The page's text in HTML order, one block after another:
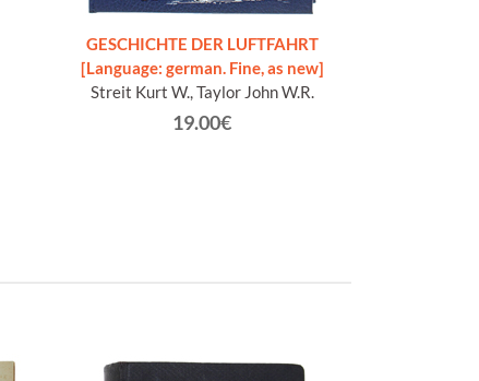
GESCHICHTE DER LUFTFAHRT
[Language: german. Fine, as new]
Streit Kurt W., Taylor John W.R.
19.00€